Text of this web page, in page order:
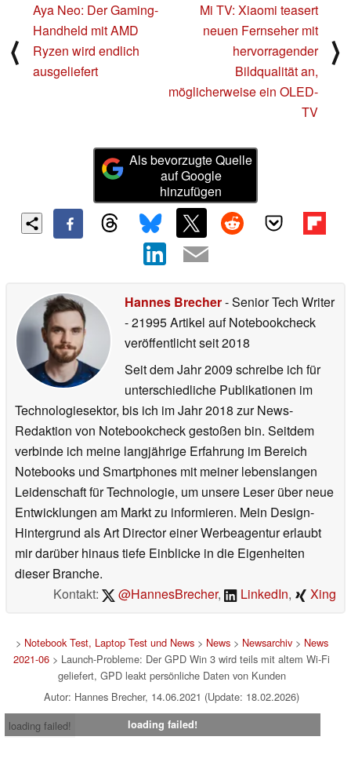
⟨
Aya Neo: Der Gaming-
Handheld mit AMD
Ryzen wird endlich
ausgeliefert
Mi TV: Xiaomi teasert
neuen Fernseher mit
hervorragender
Bildqualität an,
möglicherweise ein OLED-
TV
⟩
Als bevorzugte Quelle
auf Google
hinzufügen
Hannes Brecher- Senior Tech Writer
- 21995 Artikel auf Notebookcheck
veröffentlichtseit 2018
Seit dem Jahr 2009 schreibe ich für
unterschiedliche Publikationen im
Technologiesektor, bis ich im Jahr 2018 zur News-
Redaktion von Notebookcheck gestoßen bin. Seitdem
verbinde ich meine langjährige Erfahrung im Bereich
Notebooks und Smartphones mit meiner lebenslangen
Leidenschaft für Technologie, um unsere Leser über neue
Entwicklungen am Markt zu informieren. Mein Design-
Hintergrund als Art Director einer Werbeagentur erlaubt
mir darüber hinaus tiefe Einblicke in die Eigenheiten
dieser Branche.
Kontakt:
@HannesBrecher, LinkedIn, Xing
> Notebook Test, Laptop Test und News> News> Newsarchiv> News
2021-06 > Launch-Probleme: Der GPD Win 3 wird teils mit altem Wi-Fi
geliefert, GPD leakt persönliche Daten von Kunden
Autor: Hannes Brecher, 14.06.2021 (Update: 18.02.2026)
loading failed!
loading failed!